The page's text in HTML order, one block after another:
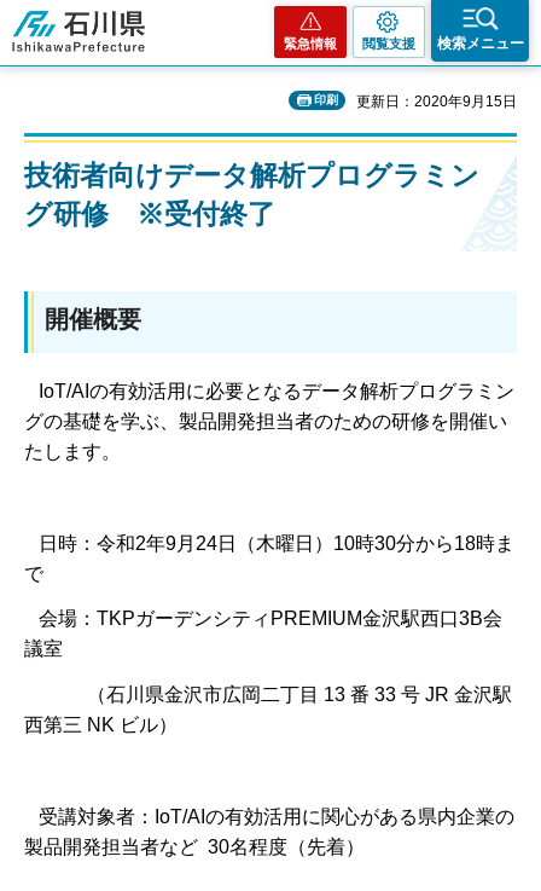
石川県
緊急情報 閲覧支援 検索メニュー
印刷 更新日：2020年9月15日
技術者向けデータ解析プログラミン
グ研修 ※受付終了
開催概要
IoT/AIの有効活用に必要となるデータ解析プログラミン
グの基礎を学ぶ、製品開発担当者のための研修を開催い
たします。
日時：令和2年9月24日（木曜日）10時30分から18時ま
で
会場：TKPガーデンシティPREMIUM金沢駅西口3B会
議室
（石川県金沢市広岡二丁目 13 番 33 号 JR 金沢駅
西第三 NK ビル）
受講対象者：IoT/AIの有効活用に関心がある県内企業の
製品開発担当者など 30名程度（先着）